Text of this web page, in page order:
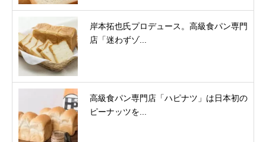
岸本拓也氏プロデュース。高級食パン専門
店「迷わずゾ...
高級食パン専門店「ハピナツ」は日本初の
ピーナッツを...